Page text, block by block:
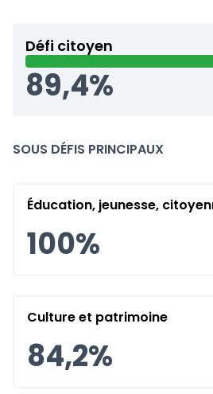
Défi citoyen
89,4%
SOUS DÉFIS PRINCIPAUX
Éducation, jeunesse,
100%
Culture et patrimoine
84,2%